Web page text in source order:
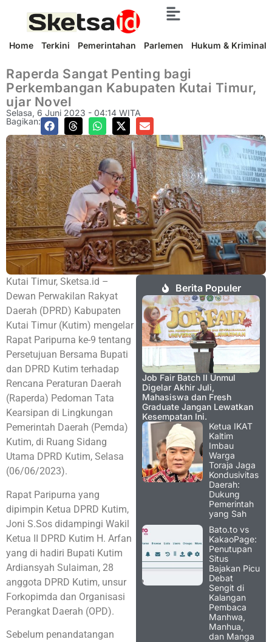
Home Terkini Pemerintahan Parlemen Hukum & Kriminal
Raperda Sangat Penting bagi
Perkembangan Kabupaten Kutai Timur,
ujar Novel
Selasa, 6 Juni 2023 - 04:14 WITA
Bagikan:
Kutai Timur, Sketsa.id –
Dewan Perwakilan Rakyat
Daerah (DPRD) Kabupaten
Kutai Timur (Kutim) mengelar
Rapat Paripurna ke-9 tentang
Persetujuan Bersama Bupati
dan DPRD Kutim terhadap
Rencana Peraturan Daerah
(Raperda) Pedoman Tata
Kearsipan di Lingkungan
Pemerintah Daerah (Pemda)
Kutim, di Ruang Sidang
Utama DPRD Kutim, Selasa
(06/06/2023).
Rapat Paripurna yang
dipimpin Ketua DPRD Kutim,
Joni S.Sos didampingi Wakil
Ketua II DPRD Kutim H. Arfan
yang di hadiri Bupati Kutim
Ardiansyah Sulaiman, 28
anggota DPRD Kutim, unsur
Forkopimda dan Organisasi
Perangkat Daerah (OPD).
Sebelum penandatangan
Berita Populer
Job Fair Batch II Unmul
Digelar Akhir Juli,
Mahasiswa dan Fresh
Graduate Jangan Lewatkan
Kesempatan Ini.
Ketua IKAT
Kaltim
Imbau
Warga
Toraja Jaga
Kondusivitas
Daerah:
Dukung
Pemerintah
yang Sah
Bato.to vs
KakaoPage:
Penutupan
Situs
Bajakan Picu
Debat
Sengit di
Kalangan
Pembaca
Manhwa,
Manhua,
dan Manga